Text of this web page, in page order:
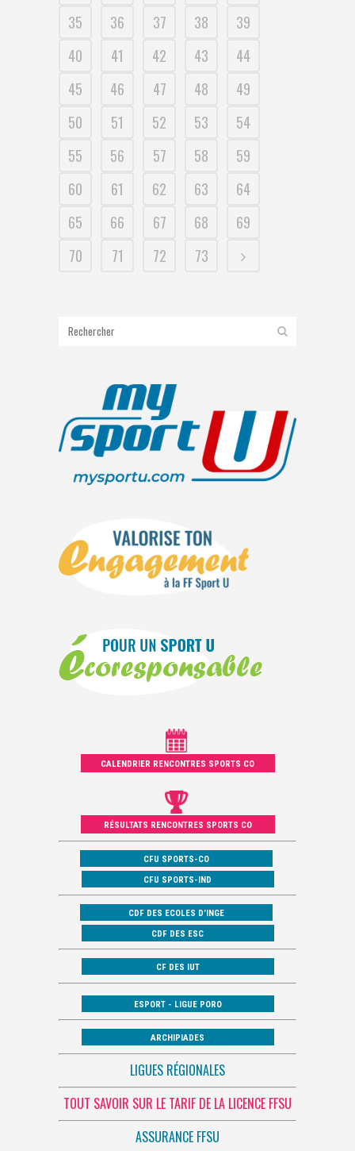
35
36 37 38
39
40
41 42 43
44
45
46 47 48
49
50
51 52 53
54
55
56 57 58
59
60
61 62 63
64
65
66 67 68
69
70
71 72 73
CALENDRIER RENCONTRES SPORTS CO
RÉSULTATS RENCONTRES SPORTS CO
CFU SPORTS-CO
CFU SPORTS-IND
CDF DES ECOLES D’INGE
CDF DES ESC
CF DES IUT
ESPORT - LIGUE PORO
ARCHIPIADES
LIGUES RÉGIONALES
TOUT SAVOIR SUR LE TARIF DE LA LICENCE FFSU
ASSURANCE FFSU